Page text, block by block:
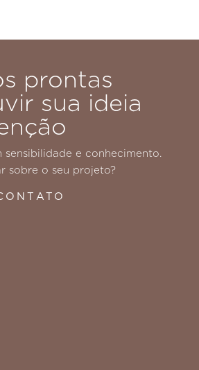
prontas
sua ideia
sensibilidade e conhecimento.
sobre o seu projeto?